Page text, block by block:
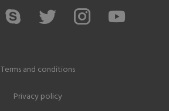
Terms and conditions
Privacy policy